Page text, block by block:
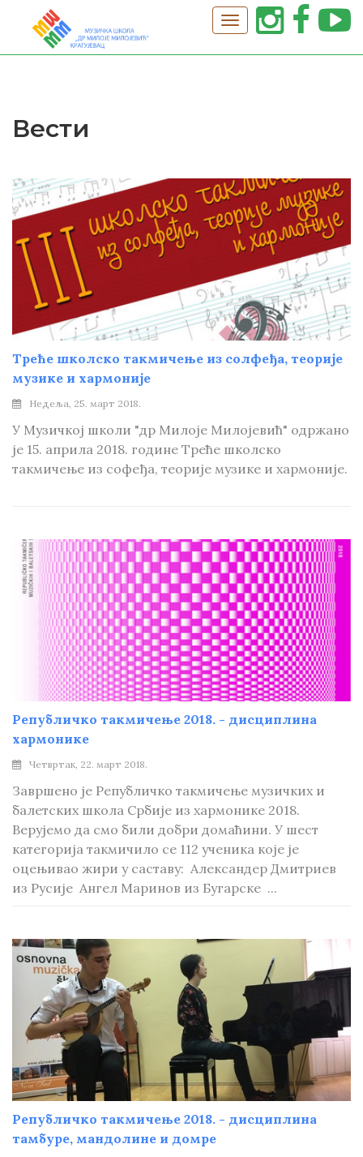
Вести
Треће школско такмичење из солфеђа, теорије
музике и хармоније
Недеља, 25. март 2018.
У Музичкој школи "др Милоје Милојевић" одржано
је 15. априла 2018. године Треће школско
такмичење из софеђа, теорије музике и хармоније.
Републичко такмичење 2018. - дисциплина
хармонике
Четвртак, 22. март 2018.
Завршено је Републичко такмичење музичких и
балетских школа Србије из хармонике 2018.
Верујемо да смо били добри домаћини. У шест
категорија такмичило се 112 ученика које је
оцењивао жири у саставу: Александер Дмитриев
из Русије Ангел Маринов из Бугарске ...
Републичко такмичење 2018. - дисциплина
тамбуре, мандолине и домре